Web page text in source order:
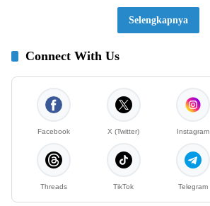
Selengkapnya
Connect With Us
Facebook X (Twitter) Instagram
Threads TikTok Telegram